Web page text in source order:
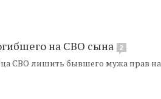
на СВО сына 2
СВО лишить бывшего мужа прав на